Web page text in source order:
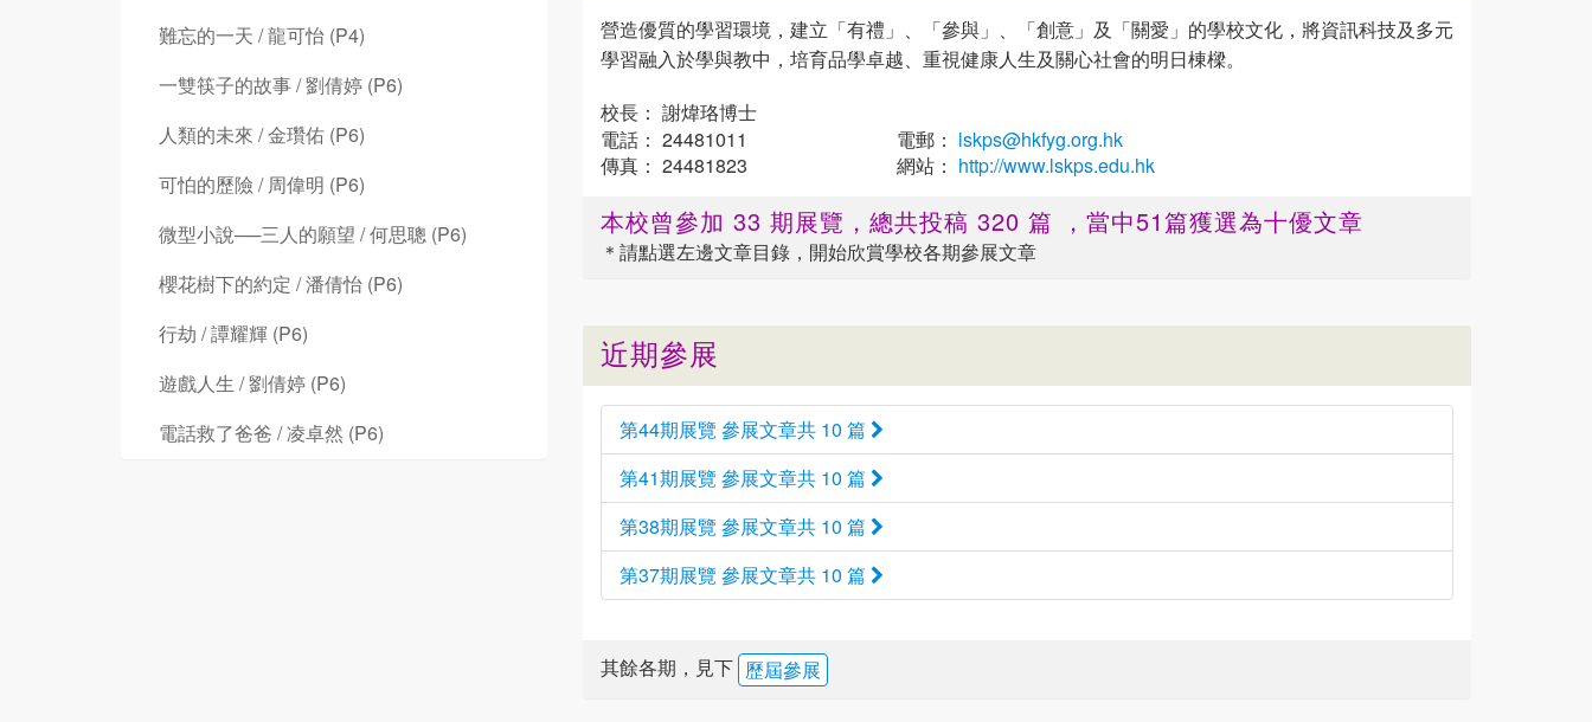
難忘的一天 / 龍可怡 (P4)
一雙筷子的故事 / 劉倩婷 (P6)
人類的未來 / 金瓚佑 (P6)
可怕的歷險 / 周偉明 (P6)
微型小說──三人的願望 / 何思聰 (P6)
櫻花樹下的約定 / 潘倩怡 (P6)
行劫 / 譚耀輝 (P6)
遊戲人生 / 劉倩婷 (P6)
電話救了爸爸 / 凌卓然 (P6)
營造優質的學習環境，建立「有禮」、「參與」、「創意」及「關愛」的學校文化，將資訊科技及多元
學習融入於學與教中，培育品學卓越、重視健康人生及關心社會的明日棟樑。
校長： 謝煒珞博士
電話： 24481011
傳真： 24481823
電郵： lskps@hkfyg.org.hk
網站： http://www.lskps.edu.hk
本校曾參加 33 期展覽，總共投稿 320 篇 ，當中51篇獲選為十優文章
＊請點選左邊文章目錄，開始欣賞學校各期參展文章
近期參展
第44期展覽 參展文章共 10 篇
第41期展覽 參展文章共 10 篇
第38期展覽 參展文章共 10 篇
第37期展覽 參展文章共 10 篇
其餘各期，見下 歷屆參展